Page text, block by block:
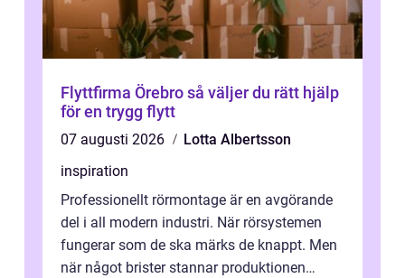
Flyttfirma Örebro så väljer du rätt hjälp
för en trygg flytt
07 augusti 2026
Lotta Albertsson
inspiration
Professionellt rörmontage är en avgörande
del i all modern industri. När rörsystemen
fungerar som de ska märks de knappt. Men
när något brister stannar produktionen